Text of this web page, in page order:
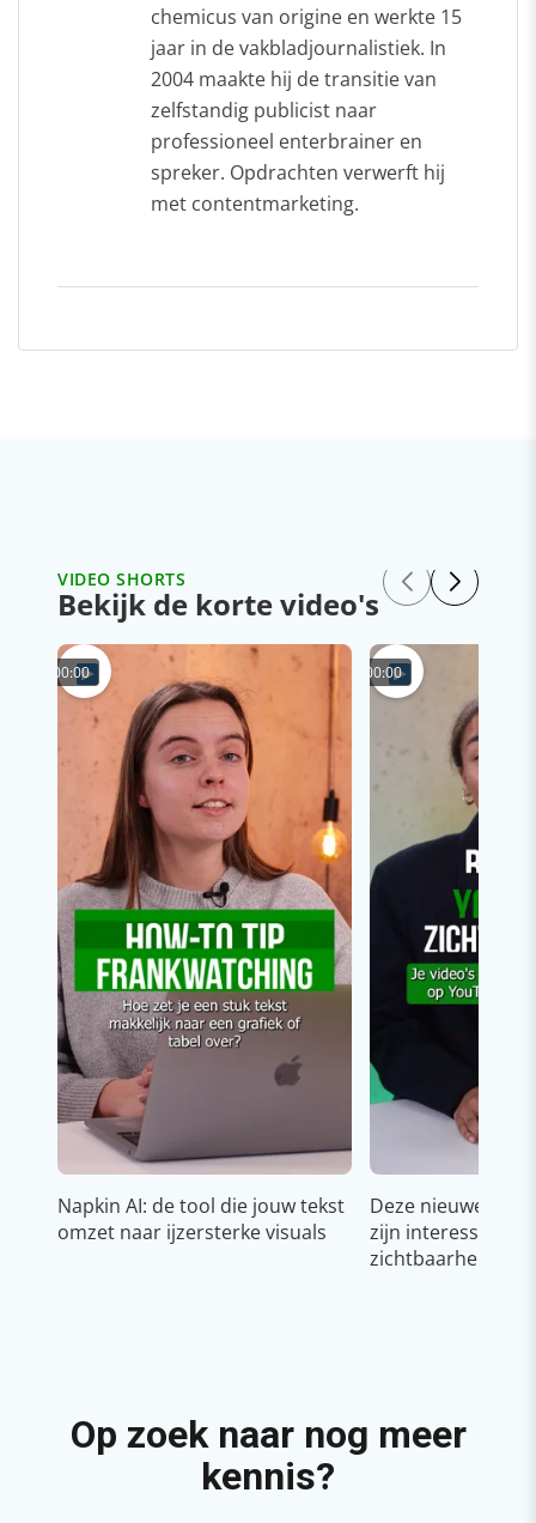
chemicus van origine en werkte 15
jaar in de vakbladjournalistiek. In
2004 maakte hij de transitie van
zelfstandig publicist naar
professioneel enterbrainer en
spreker. Opdrachten verwerft hij
met contentmarketing.
VIDEO SHORTS
Bekijk de korte video's
00:00
Napkin AI: de tool die jouw tekst
omzet naar ijzersterke visuals
00:00
Deze nieuwe
zijn interessant
zichtbaarheid &
Op zoek naar nog meer
kennis?